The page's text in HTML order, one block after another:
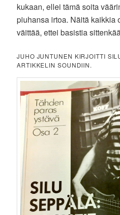
kukaan, ellei tämä soita
piuhansa irtoa. Näitä kaikkia
väittää, ettei basistia
JUHO JUNTUNEN KIRJOITTI
ARTIKKELIN SOUNDIIN.